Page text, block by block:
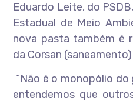
Eduardo Leite, do
Estadual de Meio
nova pasta também é
da Corsan
“Não é o monopólio
entendemos que